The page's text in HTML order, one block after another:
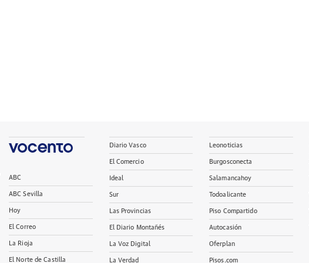
ABC
ABC Sevilla
Hoy
El Correo
La Rioja
El Norte de Castilla
Diario Vasco
El Comercio
Ideal
Sur
Las Provincias
El Diario Montañés
La Voz Digital
La Verdad
Leonoticias
Burgosconecta
Salamancahoy
Todoalicante
Piso Compartido
Autocasión
Oferplan
Pisos.com